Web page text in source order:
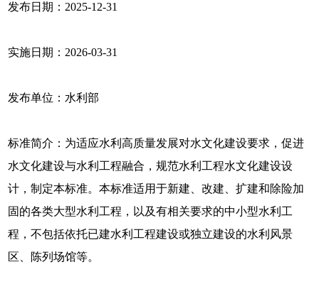
发布日期：2025-12-31
实施日期：2026-03-31
发布单位：水利部
标准简介：为适应水利高质量发展对水文化建设要求，促进
水文化建设与水利工程融合，规范水利工程水文化建设设
计，制定本标准。本标准适用于新建、改建、扩建和除险加
固的各类大型水利工程，以及有相关要求的中小型水利工
程，不包括依托已建水利工程建设或独立建设的水利风景
区、陈列场馆等。